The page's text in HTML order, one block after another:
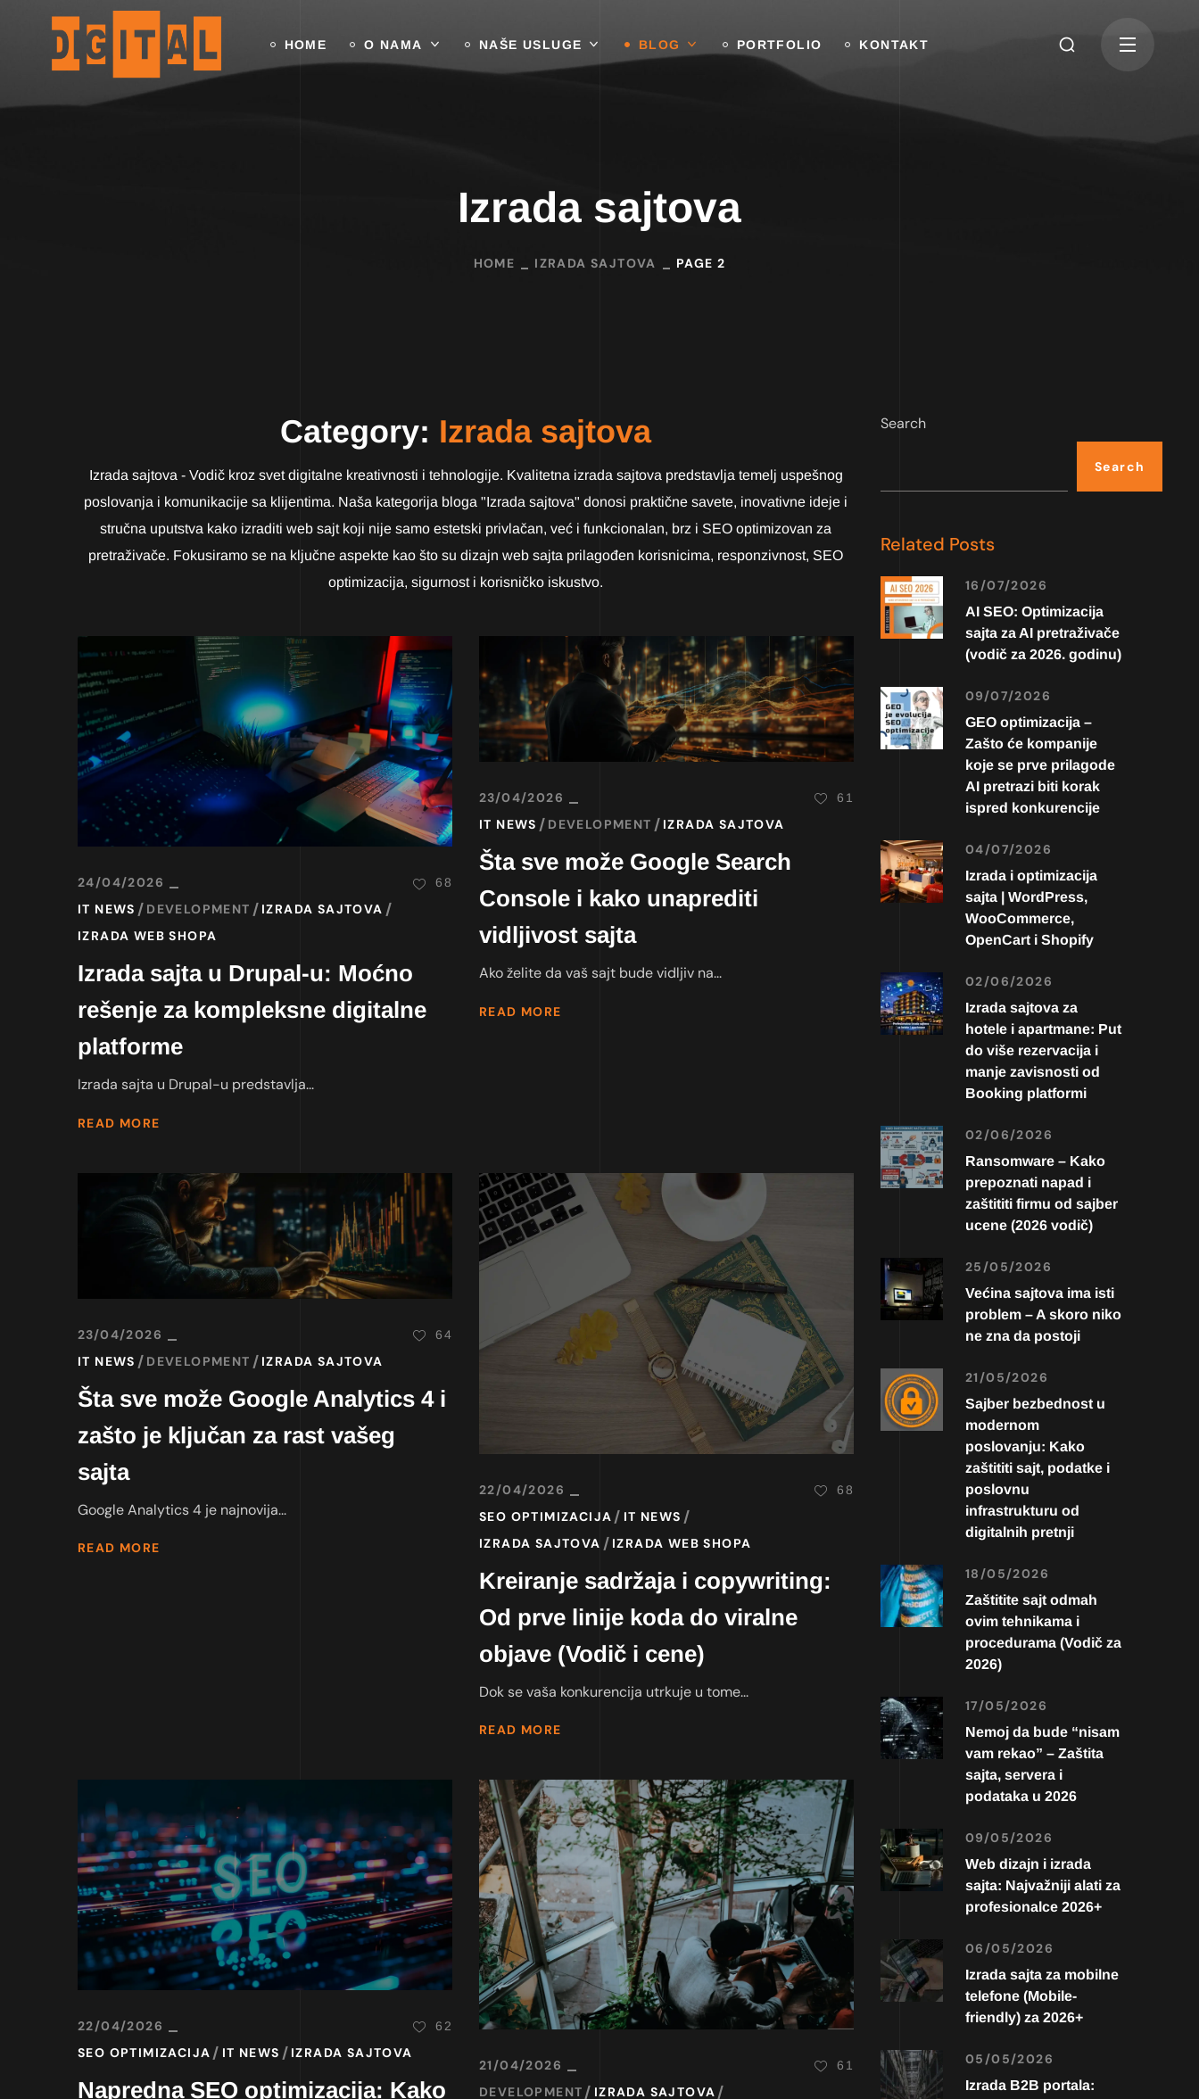
HOME O NAMA NAŠE USLUGE BLOG PORTFOLIO KONTAKT
Izrada sajtova
HOME IZRADA SAJTOVA PAGE 2
Category: Izrada sajtova
Izrada sajtova - Vodič kroz svet digitalne kreativnosti i tehnologije. Kvalitetna izrada sajtova predstavlja temelj uspešnog
poslovanja i komunikacije sa klijentima. Naša kategorija bloga "Izrada sajtova" donosi praktične savete, inovativne ideje i
stručna uputstva kako izraditi web sajt koji nije samo estetski privlačan, već i funkcionalan, brz i SEO optimizovan za
pretraživače. Fokusiramo se na ključne aspekte kao što su dizajn web sajta prilagođen korisnicima, responzivnost, SEO
optimizacija, sigurnost i korisničko iskustvo.
24/04/2026
IT NEWS
DEVELOPMENT
IZRADA SAJTOVA
IZRADA WEB SHOPA
68
Izrada sajta u Drupal-u: Moćno
rešenje za kompleksne digitalne
platforme
Izrada sajta u Drupal-u predstavlja...
READ MORE
23/04/2026
IT NEWS
DEVELOPMENT IZRADA SAJTOVA
61
Šta sve može Google Search
Console i kako unaprediti
vidljivost sajta
Ako želite da vaš sajt bude vidljiv na...
READ MORE
23/04/2026
IT NEWS
DEVELOPMENT IZRADA SAJTOVA
64
Šta sve može Google Analytics 4 i
zašto je ključan za rast vašeg
sajta
Google Analytics 4 je najnovija...
READ MORE
22/04/2026
SEO OPTIMIZACIJA
IT NEWS
IZRADA SAJTOVA
IZRADA WEB SHOPA
68
Kreiranje sadržaja i copywriting:
Od prve linije koda do viralne
objave (Vodič i cene)
Dok se vaša konkurencija utrkuje u tome...
READ MORE
22/04/2026
SEO OPTIMIZACIJA
IT NEWS IZRADA SAJTOVA
62
Napredna SEO optimizacija: Kako
21/04/2026
DEVELOPMENT
IZRADA SAJTOVA
61
Search
Search
Related Posts
16/07/2026
AI SEO: Optimizacija
sajta za AI pretraživače
(vodič za 2026. godinu)
09/07/2026
GEO optimizacija –
Zašto će kompanije
koje se prve prilagode
AI pretrazi biti korak
ispred konkurencije
04/07/2026
Izrada i optimizacija
sajta | WordPress,
WooCommerce,
OpenCart i Shopify
02/06/2026
Izrada sajtova za
hotele i apartmane: Put
do više rezervacija i
manje zavisnosti od
Booking platformi
02/06/2026
Ransomware – Kako
prepoznati napad i
zaštititi firmu od sajber
ucene (2026 vodič)
25/05/2026
Većina sajtova ima isti
problem – A skoro niko
ne zna da postoji
21/05/2026
Sajber bezbednost u
modernom
poslovanju: Kako
zaštititi sajt, podatke i
poslovnu
infrastrukturu od
digitalnih pretnji
18/05/2026
Zaštitite sajt odmah
ovim tehnikama i
procedurama (Vodič za
2026)
17/05/2026
Nemoj da bude “nisam
vam rekao” – Zaštita
sajta, servera i
podataka u 2026
09/05/2026
Web dizajn i izrada
sajta: Najvažniji alati za
profesionalce 2026+
06/05/2026
Izrada sajta za mobilne
telefone (Mobile-
friendly) za 2026+
05/05/2026
Izrada B2B portala: